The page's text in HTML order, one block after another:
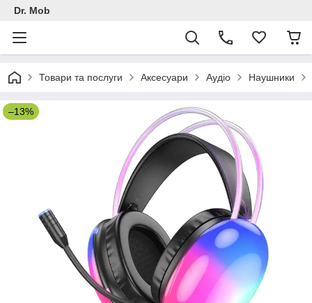
Dr. Mob
Товари та послуги Аксесуари Аудіо Наушники
–13%